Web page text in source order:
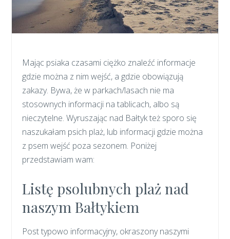
Mając psiaka czasami ciężko znaleźć informacje
gdzie można z nim wejść, a gdzie obowiązują
zakazy. Bywa, że w parkach/lasach nie ma
stosownych informacji na tablicach, albo są
nieczytelne. Wyruszając nad Bałtyk też sporo się
naszukałam psich plaż, lub informacji gdzie można
z psem wejść poza sezonem. Poniżej
przedstawiam wam:
Listę psolubnych plaż nad
naszym Bałtykiem
Post typowo informacyjny, okraszony naszymi